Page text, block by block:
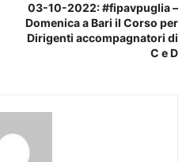
03-10-2022: #fipavpuglia –
Domenica a Bari il Corso per
Dirigenti accompagnatori di
C e D